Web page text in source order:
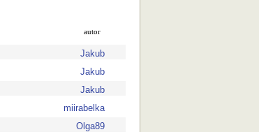
autor
Jakub
Jakub
Jakub
miirabelka
Olga89